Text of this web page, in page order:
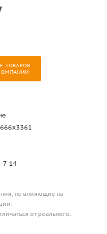
ТОВАРОВ
7-14
не влияющие на
от реального.